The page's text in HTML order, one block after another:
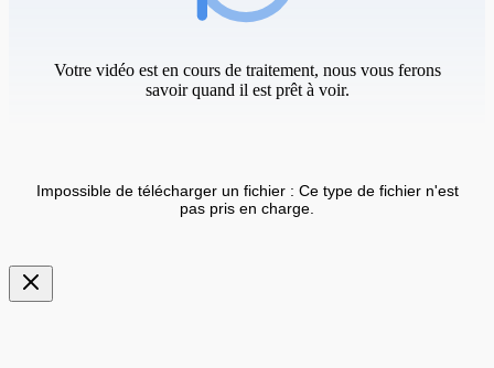
Votre vidéo est en cours de traitement, nous vous ferons
savoir quand il est prêt à voir.
Impossible de télécharger un fichier : Ce type de fichier n'est
pas pris en charge.